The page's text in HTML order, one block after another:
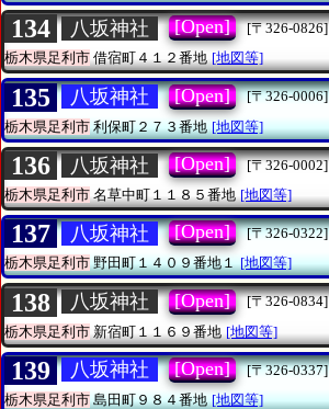
134 八坂神社 [Open]
[〒326-0826]
栃木県足利市借宿町４１２番地 [地図等]
135 八坂神社 [Open]
[〒326-0006]
栃木県足利市利保町２７３番地 [地図等]
136 八坂神社 [Open]
[〒326-0002]
栃木県足利市名草中町１１８５番地 [地図等]
137 八坂神社 [Open]
[〒326-0322]
栃木県足利市野田町１４０９番地１ [地図等]
138 八坂神社 [Open]
[〒326-0834]
栃木県足利市 新宿町１１６９番地 [地図等]
139 八坂神社 [Open]
[〒326-0337]
栃木県足利市島田町９８４番地 [地図等]